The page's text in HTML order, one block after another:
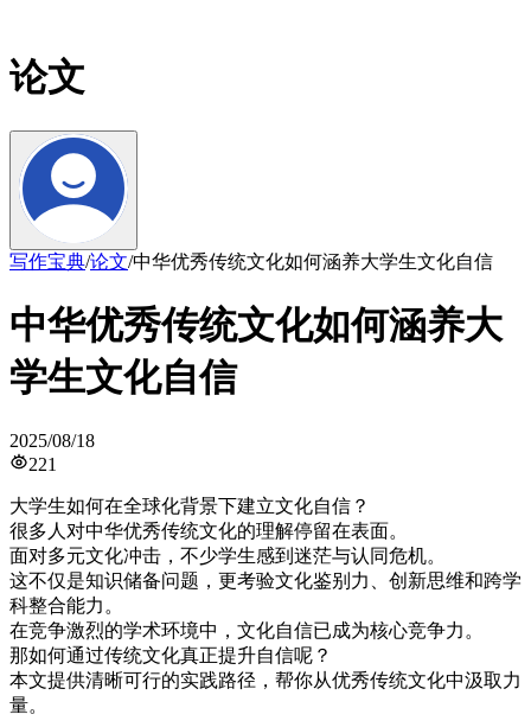
论文
写作宝典/论文/中华优秀传统文化如何涵养大学生文化自信
中华优秀传统文化如何涵养大
学生文化自信
2025/08/18
221
大学生如何在全球化背景下建立文化自信？
很多人对中华优秀传统文化的理解停留在表面。
面对多元文化冲击，不少学生感到迷茫与认同危机。
这不仅是知识储备问题，更考验文化鉴别力、创新思维和跨学
科整合能力。
在竞争激烈的学术环境中，文化自信已成为核心竞争力。
那如何通过传统文化真正提升自信呢？
本文提供清晰可行的实践路径，帮你从优秀传统文化中汲取力
量。